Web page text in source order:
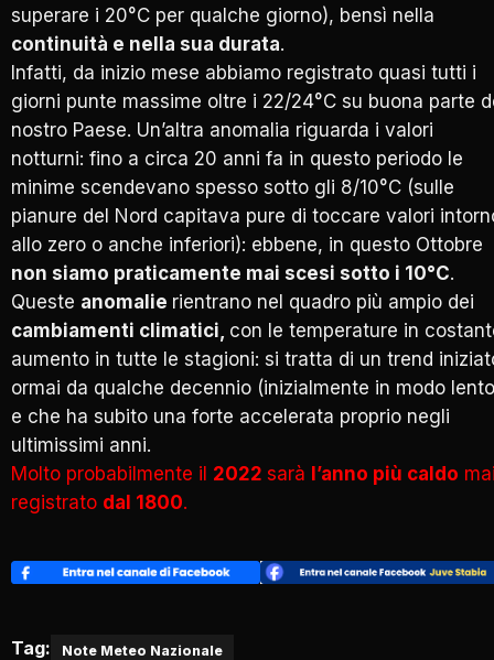
superare i 20°C per qualche giorno), bensì nella
continuità e nella sua durata.
Infatti, da inizio mese abbiamo registrato quasi tutti i
giorni punte massime oltre i 22/24°C su buona parte
nostro Paese. Un’altra anomalia riguarda i valori
notturni: fino a circa 20 anni fa in questo periodo le
minime scendevano spesso sotto gli 8/10°C (sulle
pianure del Nord capitava pure di toccare valori
allo zero o anche inferiori): ebbene, in questo Ottobre
non siamo praticamente mai scesi sotto i 10°C.
Queste anomalie rientrano nel quadro più ampio dei
cambiamenti climatici, con le temperature in
aumento in tutte le stagioni: si tratta di un trend
ormai da qualche decennio (inizialmente in modo
e che ha subito una forte accelerata proprio negli
ultimissimi anni.
Molto probabilmente il 2022 sarà l’anno più caldo
registrato dal 1800.
Tag: Note Meteo Nazionale